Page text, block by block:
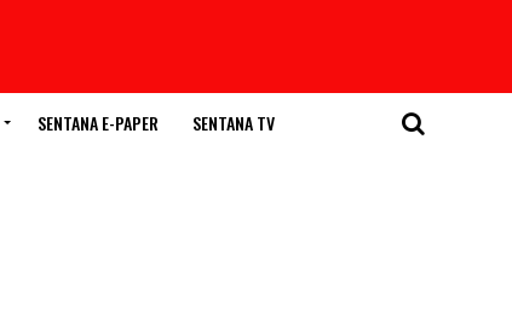
SENTANA E-PAPER SENTANA TV